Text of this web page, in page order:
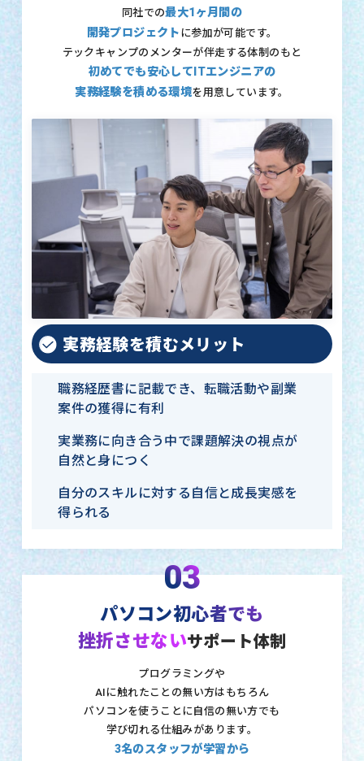
同社での最大1ヶ月間の
開発プロジェクト に参加が可能です。
テックキャンプのメンターが伴走する体制のもと
初めてでも安心してITエンジニアの
実務経験を積める環境を用意しています。
実務経験を積むメリット
職務経歴書に記載でき、転職活動や副業
案件の獲得に有利
実業務に向き合う中で課題解決の視点が
自然と身につく
自分のスキルに対する自信と成長実感を
得られる
03
パソコン初心者でも
挫折させないサポート体制
プログラミングや
AIに触れたことの無い方はもちろん
パソコンを使うことに自信の無い方でも
学び切れる仕組みがあります。
3名のスタッフが学習から